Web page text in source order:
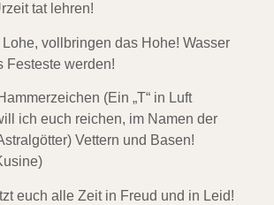
tat lehren!
vollbringen das Hohe! Wasser
Festeste werden!
(Ein „T“ in Luft
ich euch reichen, im Namen der
Vettern und Basen!
euch alle Zeit in Freud und in Leid!